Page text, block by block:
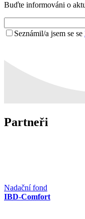
Buďte informováni o
Seznámil/a jsem se se
Partneři
Nadační fond
IBD-Comfort